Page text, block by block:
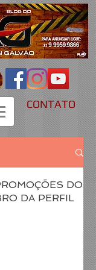
CONTATO
DO
DA PERFIL